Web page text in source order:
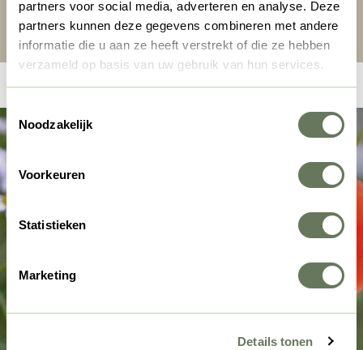
partners voor social media, adverteren en analyse. Deze
partners kunnen deze gegevens combineren met andere
informatie die u aan ze heeft verstrekt of die ze hebben
verzameld op basis van uw gebruik van hun services.
Toestemmingsselectie
Noodzakelijk
Voorkeuren
Statistieken
Marketing
Details tonen
Rechercher et Réserver